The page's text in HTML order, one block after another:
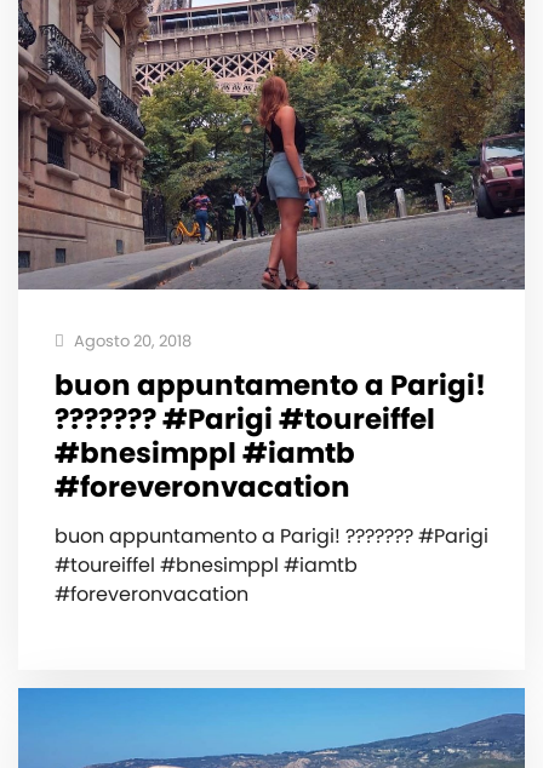
Agosto 20, 2018
buon appuntamento a Parigi!
??????? #Parigi #toureiffel
#bnesimppl #iamtb
#foreveronvacation
buon appuntamento a Parigi! ??????? #Parigi
#toureiffel #bnesimppl #iamtb
#foreveronvacation